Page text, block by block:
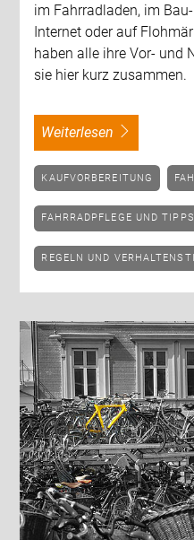
im Fahrradladen, im
Internet oder auf
haben alle ihre Vor- und
sie hier kurz zusammen.
weiterlesen
KAUFVORBEREITUNG
FAHRRADPFLEGE UND TIPPS
REGELN UND